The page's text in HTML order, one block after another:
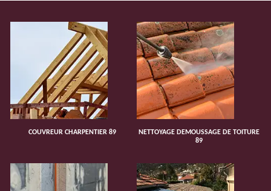
COUVREUR CHARPENTIER 89
NETTOYAGE DEMOUSSAGE DE TOITURE
89